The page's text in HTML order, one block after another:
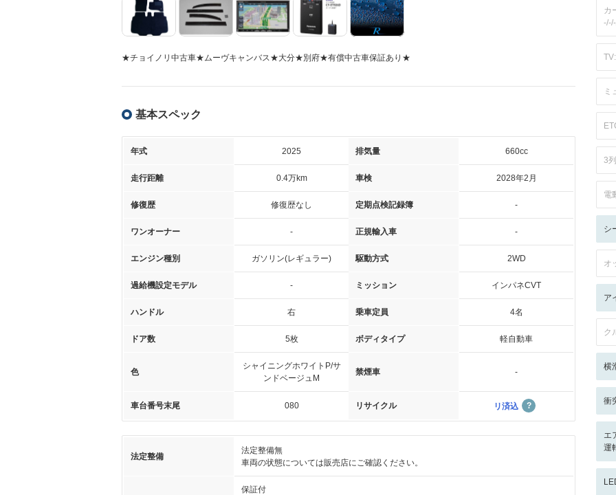
★チョイノリ中古車★ムーヴキャンバス★大分★別府★有償中古車保証あり★
基本スペック
年式 2025 排気量 660cc
走行距離 0.4万km 車検 2028年2月
修復歴 修復歴なし 定期点検記録簿 -
ワンオーナー - 正規輸入車 -
エンジン種別 ガソリン(レギュラー) 駆動方式 2WD
過給機設定モデル - ミッション インパネCVT
ハンドル 右 乗車定員 4名
ドア数 5枚 ボディタイプ 軽自動車
色
シャイニングホワイトP/サ
ンドベージュM
禁煙車 -
車台番号末尾 080 リサイクル リ済込
法定整備
法定整備無
車両の状態については販売店にご確認ください。
保証付
カ
ミ
3
電
シ
オ
ア
ク
横
衝
エ
運